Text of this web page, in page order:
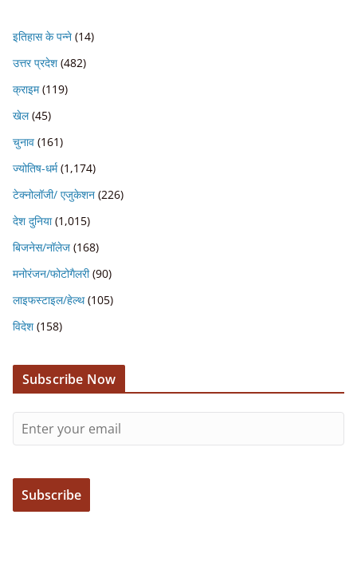
इतिहास के पन्ने (14)
उत्तर प्रदेश (482)
क्राइम(119)
खेल(45)
चुनाव (161)
ज्योतिष-धर्म(1,174)
टेक्नोलॉजी/ एजुकेशन (226)
देश दुनिया(1,015)
बिजनेस/नॉलेज (168)
मनोरंजन/फोटोगैलरी(90)
लाइफस्टाइल/हेल्थ(105)
विदेश (158)
Subscribe Now